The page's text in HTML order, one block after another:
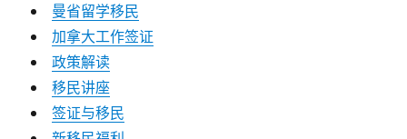
曼省留学移民
加拿大工作签证
政策解读
移民讲座
签证与移民